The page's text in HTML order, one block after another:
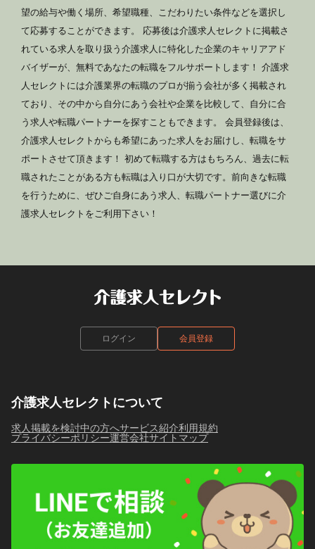
望の給与や働く場所、希望職種、こだわりたい条件などを選択し
て応募することができます。 応募後は介護求人セレクトに掲載さ
れている求人を取り扱う介護求人に特化した企業のキャリアアド
バイザーが、無料であなたの転職をフルサポートします！ 介護求
人セレクトには介護業界の転職のプロが揃う会社が多く掲載され
ており、その中から自分にあう会社や企業を比較して、自分に合
う求人や転職パートナーを探すこともできます。 会員登録後は、
介護求人セレクトからも希望にあった求人をお届けし、転職をサ
ポートさせて頂きます！ 初めて転職する方はもちろん、過去に転
職されたことがある方も転職は入り口が大切です。前向きな転職
を行うために、ぜひご自身にあう求人、転職パートナー選びに介
護求人セレクトをご利用下さい！
ログイン 会員登録
介護求人セレクトについて
求人掲載を検討中の方へサービス紹介利用規約
プライバシーポリシー運営会社サイトマップ